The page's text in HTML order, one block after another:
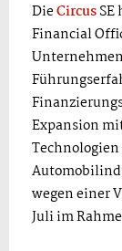
DieCircus
Financial
Expansion
wegen einer
Juli im